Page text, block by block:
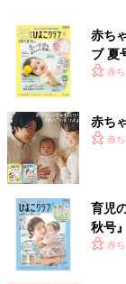
赤ち
ブ 夏
く！
赤
赤ち
赤
育児
秋号
いっ
赤